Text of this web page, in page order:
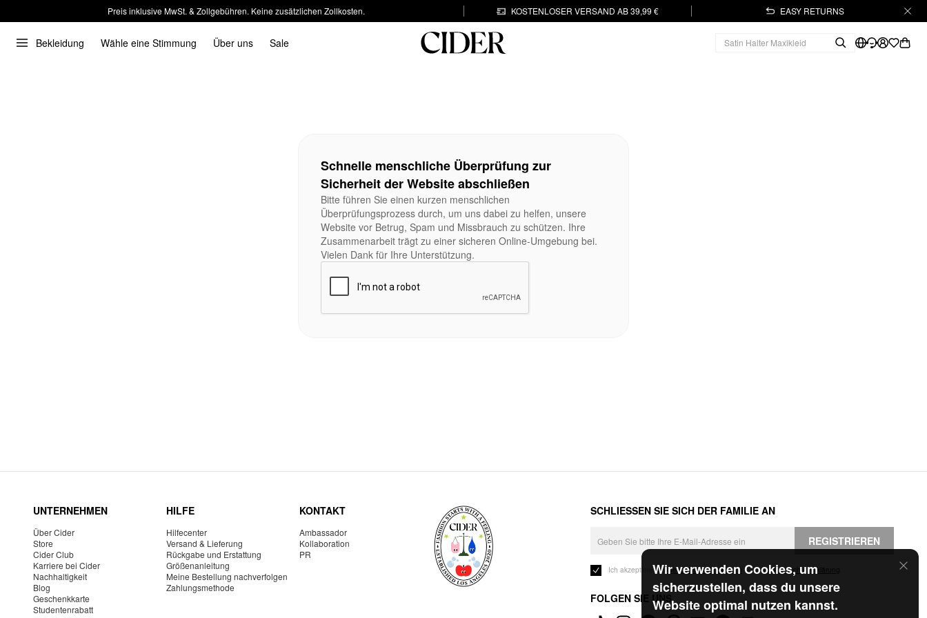
Preis inklusive MwSt. & Zollgebühren. Keine zusätzlichen Zollkosten. KOSTENLOSER VERSAND AB 39,99 € EASY RETURNS
Bekleidung Wähle eine Stimmung Über uns Sale
Wir verwenden Cookies, um
sicherzustellen, dass du unsere
Website optimal nutzen kannst.
Schnelle menschliche Überprüfung zur
Sicherheit der Website abschließen
Bitte führen Sie einen kurzen menschlichen
Überprüfungsprozess durch, um uns dabei zu helfen, unsere
Website vor Betrug, Spam und Missbrauch zu schützen. Ihre
Zusammenarbeit trägt zu einer sicheren Online-Umgebung bei.
Vielen Dank für Ihre Unterstützung.
UNTERNEHMEN
Über Cider
Store
Cider Club
Karriere bei Cider
Nachhaltigkeit
Blog
Geschenkkarte
Studentenrabatt
HILFE
Hilfecenter
Versand & Lieferung
Rückgabe und Erstattung
Größenanleitung
Meine Bestellung nachverfolgen
Zahlungsmethode
KONTAKT
Ambassador
Kollaboration
PR
SCHLIESSEN SIE SICH DER FAMILIE AN
REGISTRIEREN
Ich akzeptiere dieGeschäftsbedingungen und die Datenschutzerklärung
FOLGEN SIE UNS